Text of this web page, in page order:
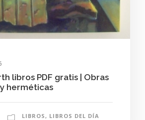
libros PDF gratis | Obras
herméticas
LIBROS , LIBROS DEL DÍA